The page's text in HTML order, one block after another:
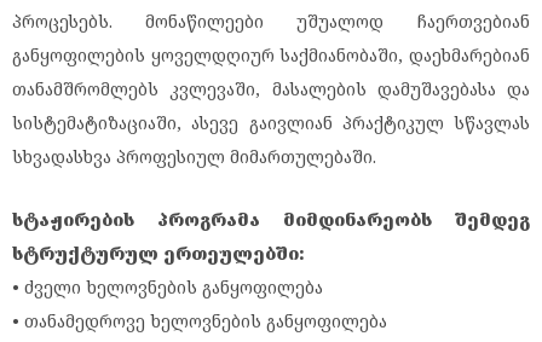
პროცესებს. მონაწილეები უშუალოდ ჩაერთვებიან
განყოფილების ყოველდღიურ საქმიანობაში, დაეხმარებიან
თანამშრომლებს კვლევაში, მასალების დამუშავებასა და
სისტემატიზაციაში, ასევე გაივლიან პრაქტიკულ სწავლას
სხვადასხვა პროფესიულ მიმართულებაში.
სტაჟირების პროგრამა მიმდინარეობს შემდეგ
სტრუქტურულ ერთეულებში:
• ძველი ხელოვნების განყოფილება
• თანამედროვე ხელოვნების განყოფილება